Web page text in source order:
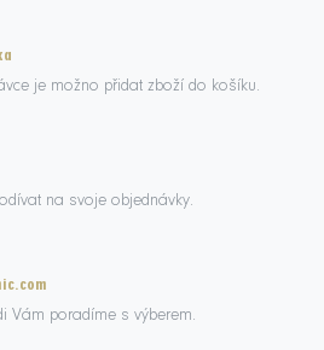
je možno přidat zboží do košíku.
na svoje objednávky.
Vám poradíme s výberem.